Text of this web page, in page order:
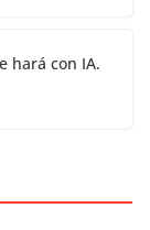
hará con IA.